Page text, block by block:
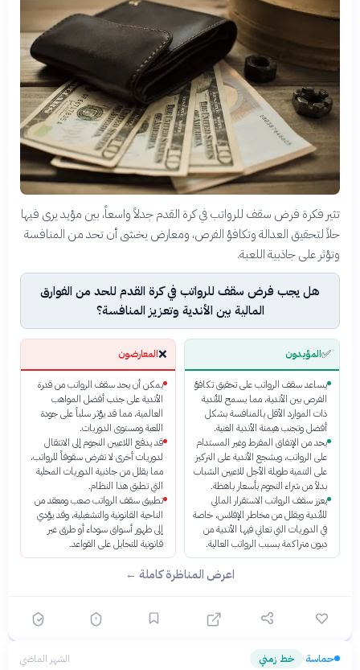
تثير فكرة فرض سقف للرواتب في كرة القدم جدلاً واسعاً، بين مؤيد يرى فيها
حلاً لتحقيق العدالة وتكافؤ الفرص، ومعارض يخشى أن تحد من المنافسة
وتؤثر على جاذبية اللعبة.
هل يجب فرض سقف للرواتب في كرة القدم للحد من الفوارق
المالية بين الأندية وتعزيز المنافسة؟
✅المؤيدون
يساعد سقف الرواتب على تحقيق تكافؤ
الفرص بين الأندية، مما يسمح للأندية
ذات الموارد الأقل بالمنافسة بشكل
أفضل وتجنب هيمنة الأندية الغنية.
يحد من الإنفاق المفرط وغير المستدام
على الرواتب، ويشجع الأندية على التركيز
على التنمية طويلة الأجل للاعبين الشباب
بدلاً من شراء النجوم بأسعار باهظة.
يعزز سقف الرواتب الاستقرار المالي
للأندية ويقلل من مخاطر الإفلاس، خاصة
في الدوريات التي تعاني فيها الأندية من
ديون متراكمة بسبب الرواتب العالية.
❌المعارضون
يمكن أن يحد سقف الرواتب من قدرة
الأندية على جذب أفضل المواهب
العالمية، مما قد يؤثر سلباً على جودة
اللعبة ومستوى الدوريات.
قد يدفع اللاعبين النجوم إلى الانتقال
لدوريات أخرى لا تفرض سقوفاً للرواتب،
مما يقلل من جاذبية الدوريات المحلية
التي تطبق هذا النظام.
تطبيق سقف الرواتب صعب ومعقد من
الناحية القانونية والتشغيلية، وقد يؤدي
إلى ظهور أسواق سوداء أو طرق غير
قانونية للتحايل على القواعد.
اعرض المناظرة كاملة ←
حماسة› خط زمني الشهر الماضي